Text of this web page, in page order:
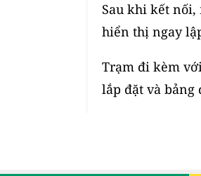
Sau khi kết
hiển thị ngay
Trạm đi kèm
lắp đặt và